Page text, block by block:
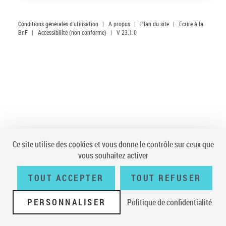
Conditions générales d'utilisation | A propos | Plan du site |
Écrire à la
BnF | Accessibilité (non conforme) | V 23.1.0
Ce site utilise des cookies et vous donne le contrôle sur ceux que
vous souhaitez activer
TOUT ACCEPTER TOUT REFUSER
PERSONNALISER Politique de confidentialité